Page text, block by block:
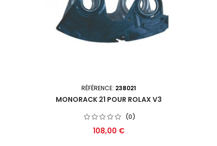
RÉFÉRENCE: 238021
MONORACK 21 POUR ROLAX V3
(0)
Prix
108,00 €